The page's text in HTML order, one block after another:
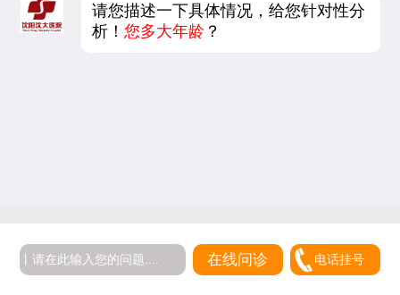
请您描述一下具体情况，给您针对性分
析！您多大年龄 ？
在线问诊 电话挂号